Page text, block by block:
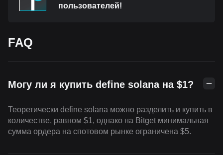
пользователей!
FAQ
Могу ли я купить define solana на $1?
Теоретически define solana можно разделить и купить в
количестве, равном $1, однако на Bitget минимальная
сумма ордера на спотовом рынке ограничена $5.